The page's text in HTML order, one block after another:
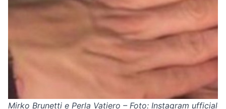
Mirko Brunetti e Perla Vatiero – Foto: Instagram ufficiale